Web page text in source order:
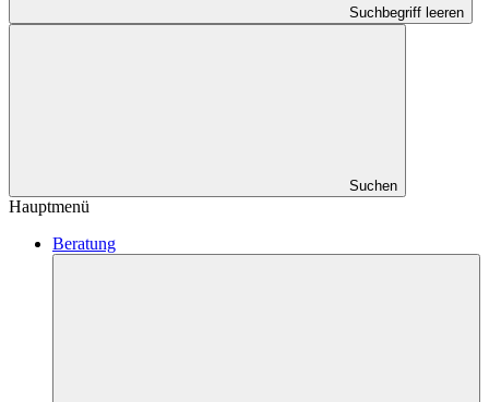
Suchbegriff leeren
Suchen
Hauptmenü
Beratung